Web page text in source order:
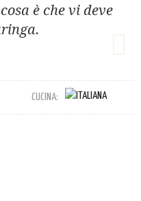
è che vi deve
CUCINA: